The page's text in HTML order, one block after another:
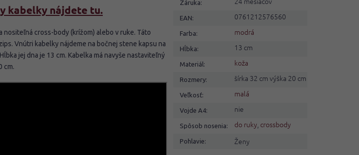
kabelky nájdete tu.
nositeľná cross-body (krížom) alebo v ruke. Táto
Vnútri kabelky nájdeme na bočnej stene kapsu na
jej dna je 13 cm. Kabelka má navyše nastaviteľný
cm.
Záruka:
EAN: 0761212576560
Farba: modrá
Hĺbka: 13 cm
Materiál : koža
Rozmery: šírka 32 cm výška 20 cm
Veľkosť: malá
Vojde A4: nie
Spôsob nosenia: do ruky, crossbody
Pohlavie: Ženy